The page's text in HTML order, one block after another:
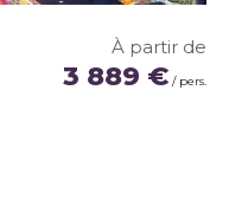
À partir de
3 889 € / pers.